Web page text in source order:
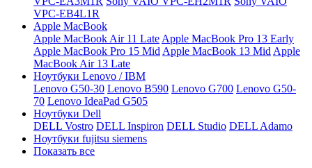
VPC-EB4L1R
Apple MacBook
Apple MacBook Air 11 Late Apple MacBook Pro 13 Early
Apple MacBook Pro 15 Mid Apple MacBook 13 Mid Apple
MacBook Air 13 Late
Ноутбуки Lenovo / IBM
Lenovo G50-30 Lenovo B590 Lenovo G700 Lenovo G50-
70 Lenovo IdeaPad G505
Ноутбуки Dell
DELL Vostro DELL Inspiron DELL Studio DELL Adamo
Ноутбуки fujitsu siemens
Показать все